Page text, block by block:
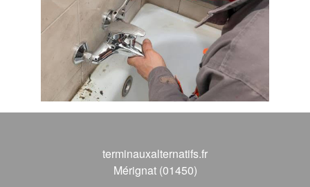
terminauxalternatifs.fr
Mérignat (01450)